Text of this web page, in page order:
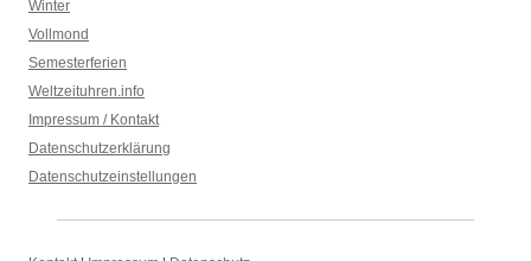
Winter
Vollmond
Semesterferien
Weltzeituhren.info
Impressum / Kontakt
Datenschutzerklärung
Datenschutzeinstellungen